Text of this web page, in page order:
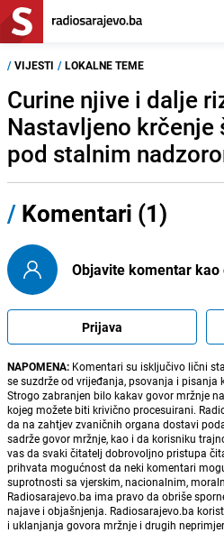
/ VIJESTI / LOKALNE TEME
Curine njive i dalje
Nastavljeno krčenje
pod stalnim
/ Komentari (1)
Objavite komentar
Prijava
NAPOMENA: Komentari su isključivo lični
se suzdrže od vrijeđanja, psovanja i
Strogo zabranjen bilo kakav govor mržnje
kojeg možete biti krivično procesuirani.
da na zahtjev zvaničnih organa dostavi
sadrže govor mržnje, kao i da korisniku
vas da svaki čitatelj dobrovoljno pristupa
prihvata mogućnost da neki komentari
suprotnosti sa vjerskim, nacionalnim,
Radiosarajevo.ba ima pravo da obriše
najave i objašnjenja. Radiosarajevo.ba
i uklanjanja govora mržnje i drugih